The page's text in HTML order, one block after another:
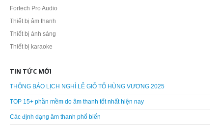
Fortech Pro Audio
Thiết bị âm thanh
Thiết bị ánh sáng
Thiết bị karaoke
TIN TỨC MỚI
THÔNG BÁO LỊCH NGHỈ LỄ GIỖ TỔ HÙNG VƯƠNG 2025
TOP 15+ phần mềm do âm thanh tốt nhất hiện nay
Các định dạng âm thanh phổ biến